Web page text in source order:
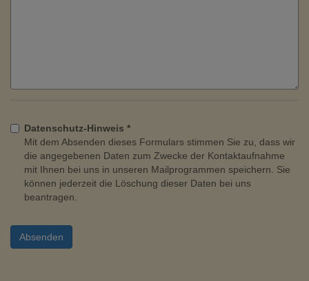
Datenschutz-Hinweis *
Mit dem Absenden dieses Formulars stimmen Sie zu, dass wir
die angegebenen Daten zum Zwecke der Kontaktaufnahme
mit Ihnen bei uns in unseren Mailprogrammen speichern. Sie
können jederzeit die Löschung dieser Daten bei uns
beantragen.